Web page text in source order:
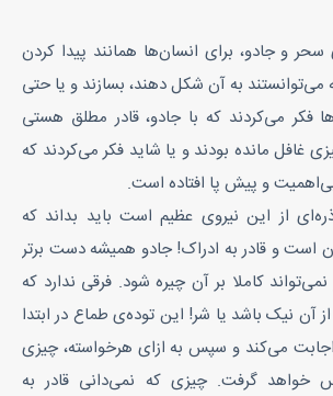
و جادو، برای انسان‌ها همانند پیدا کردن
به آن شکل دهند، بسازند و یا حتی
فکر می‌کردند که با جادو، قادر مطلق هستی
غافل مانده بودند و یا شاید فکر می‌کردند که
و پیش پا افتاده است.
از این نیروی عظیم است باید بداند که
است و قادر به ادراک! جادو همیشه دست برتر
کاملا بر آن چیره شود. فرقی ندارد که
آن نیک باشد یا شر! این توده‌ی طماع در ابتدا
اجابت می‌کند و سپس به ازای هرخواسته، چیزی
خواهد گرفت. چیزی که نمی‌دانی قادر به